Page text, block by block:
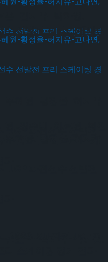
혜원-황정율-허지유-
-김지유-박하영,
수 선발전 프리 스케이팅